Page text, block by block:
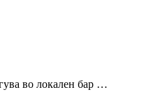
во локален бар …